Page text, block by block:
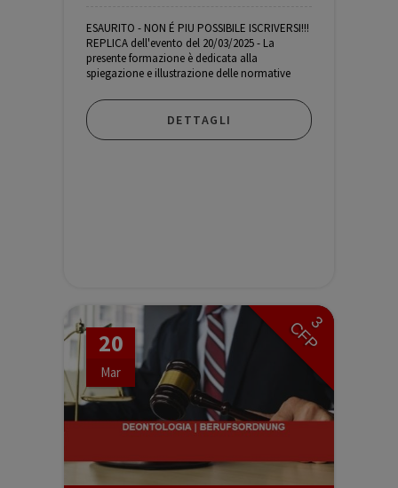
DISTANZE PER LE MODIFICHE DEL
TERRENO E LE MURATURE NELLA
ZONA DI CONFINE
ESAURITO - NON É PIU POSSIBILE ISCRIVERSI!!!
REPLICA dell'evento del 20/03/2025 - La
presente formazione è dedicata alla
spiegazione e illustrazione delle normative
DETTAGLI
3
CFP
20
Mar